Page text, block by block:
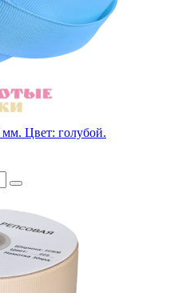
Цвет: голубой.